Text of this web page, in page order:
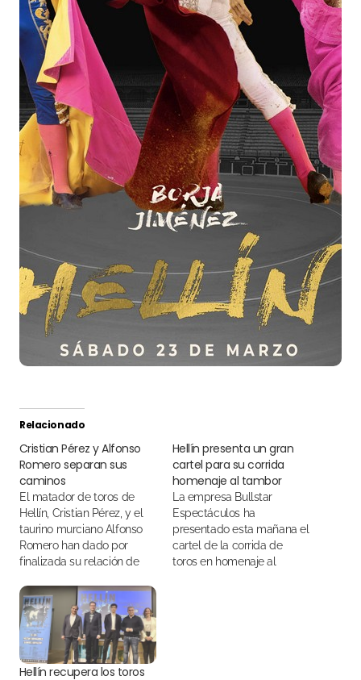
Relacionado
Cristian Pérez y Alfonso
Romero separan sus
caminos
El matador de toros de
Hellín, Cristian Pérez, y el
taurino murciano Alfonso
Romero han dado por
finalizada su relación de
Hellín presenta un gran
cartel para su corrida
homenaje al tambor
Espectáculos ha
presentado esta mañana el
cartel de la corrida de
toros en homenaje al
Hellín recupera los toros